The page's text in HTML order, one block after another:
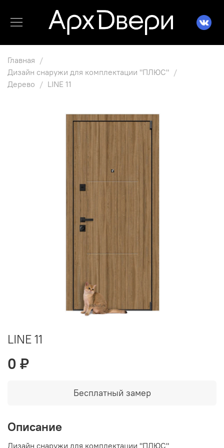
Главная
Дизайн снаружи для комплектации "ПЛЮС"
Дерево
LINE 11
LINE 11
0 ₽
Бесплатный замер
Описание
Дизайн снаружи для комплектации "ПЛЮС"